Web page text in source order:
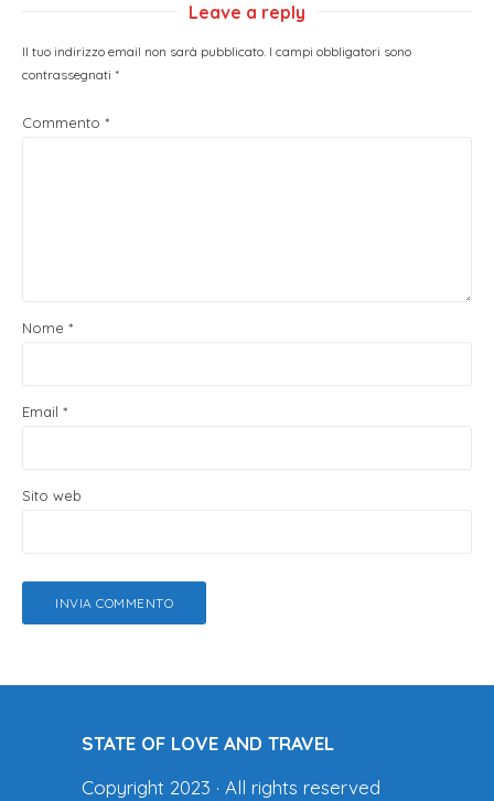
Leave a reply
Il tuo indirizzo email non sarà pubblicato. I campi obbligatori sono
contrassegnati *
Commento *
Nome *
Email *
Sito web
STATE OF LOVE AND TRAVEL
Copyright 2023 · All rights reserved